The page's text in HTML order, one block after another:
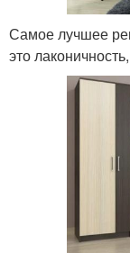
Самое лучшее
это